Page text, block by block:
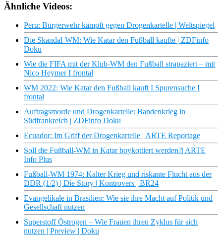
Ähnliche Videos:
Peru: Bürgerwehr kämpft gegen Drogenkartelle | Weltspiegel
Die Skandal-WM: Wie Katar den Fußball kaufte | ZDFinfo
Doku
Wie die FIFA mit der Klub-WM den Fußball strapaziert – mit
Nico Heymer I frontal
WM 2022: Wie Katar den Fußball kauft I Spurensuche I
frontal
Auftragsmorde und Drogenkartelle: Bandenkrieg in
Südfrankreich | ZDFinfo Doku
Ecuador: Im Griff der Drogenkartelle | ARTE Reportage
Soll die Fußball-WM in Katar boykottiert werden?| ARTE
Info Plus
Fußball-WM 1974: Kalter Krieg und riskante Flucht aus der
DDR (1/2) | Die Story | Kontrovers | BR24
Evangelikale in Brasilien: Wie sie ihre Macht auf Politik und
Gesellschaft nutzen
Superstoff Östrogen – Wie Frauen ihren Zyklus für sich
nutzen | Preview | Doku